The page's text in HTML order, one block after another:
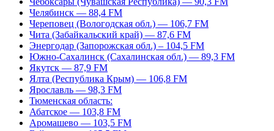
Челябинск — 88,4 FM
Череповец (Вологодская обл.) — 106,7 FM
Чита (Забайкальский край) — 87,6 FM
Энергодар (Запорожская обл.) – 104,5 FM
Южно-Сахалинск (Сахалинская обл.) — 89,3 FM
Якутск — 87,9 FM
Ялта (Республика Крым) — 106,8 FM
Ярославль — 98,3 FM
Тюменская область:
Абатское — 103,8 FM
Аромашево — 103,5 FM